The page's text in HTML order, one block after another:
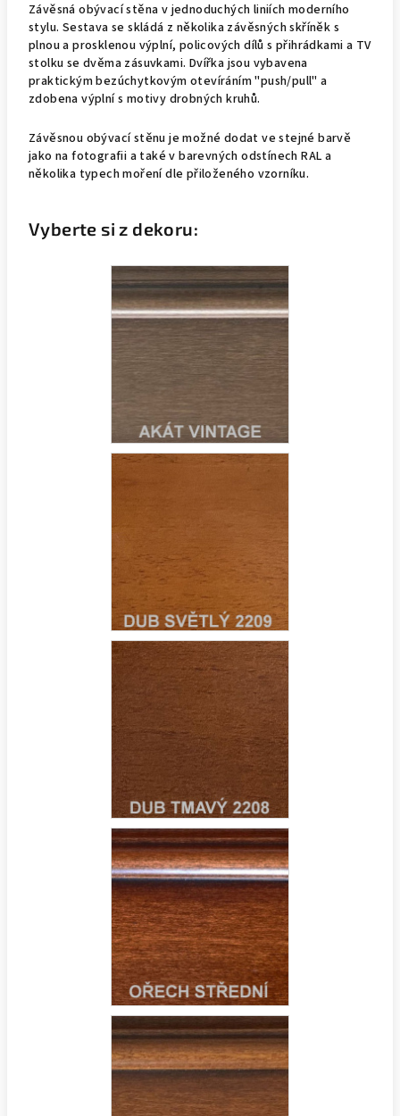
Závěsná obývací stěna v jednoduchých liniích moderního
stylu. Sestava se skládá z několika závěsných skříněk s
plnou a prosklenou výplní, policových dílů s přihrádkami a TV
stolku se dvěma zásuvkami. Dvířka jsou vybavena
praktickým bezúchytkovým otevíráním "push/pull" a
zdobena výplní s motivy drobných kruhů.
Závěsnou obývací stěnu je možné dodat ve stejné barvě
jako na fotografii a také v barevných odstínech RAL a
několika typech moření dle přiloženého vzorníku.
Vyberte si z dekoru: